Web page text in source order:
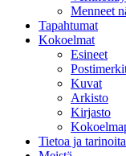
Menneet
Tapahtumat
Kokoelmat
Esineet
Kuvat
Arkisto
Kirjasto
Tietoa ja tarinoita